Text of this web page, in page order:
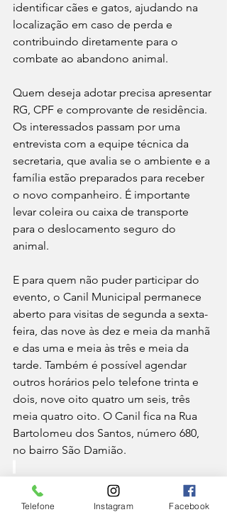
identificar cães e gatos, ajudando na
localização em caso de perda e
contribuindo diretamente para o
combate ao abandono animal.
Quem deseja adotar precisa apresentar
RG, CPF e comprovante de residência.
Os interessados passam por uma
entrevista com a equipe técnica da
secretaria, que avalia se o ambiente e a
família estão preparados para receber
o novo companheiro. É importante
levar coleira ou caixa de transporte
para o deslocamento seguro do
animal.
E para quem não puder participar do
evento, o Canil Municipal permanece
aberto para visitas de segunda a sexta-
feira, das nove às dez e meia da manhã
e das uma e meia às três e meia da
tarde. Também é possível agendar
outros horários pelo telefone trinta e
dois, nove oito quatro um seis, três
meia quatro oito. O Canil fica na Rua
Bartolomeu dos Santos, número 680,
no bairro São Damião.
CIDADE
Telefone Instagram Facebook